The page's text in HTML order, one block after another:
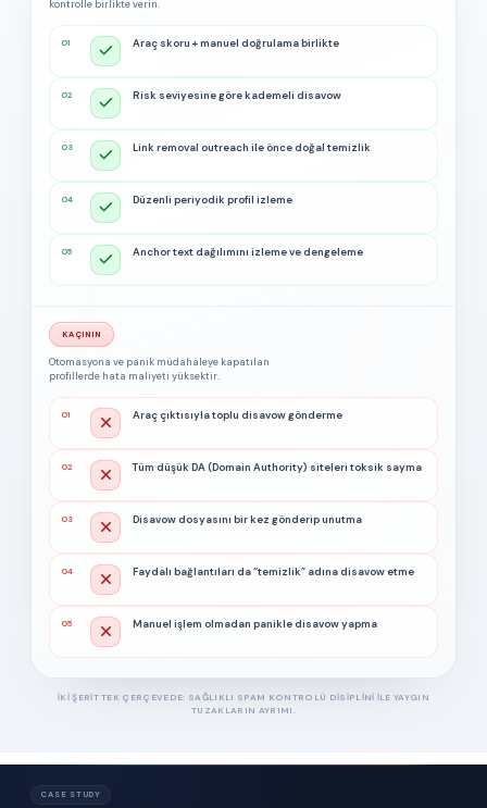
kontrolle birlikte verin.
01 Araç skoru + manuel doğrulama birlikte
02 Risk seviyesine göre kademeli disavow
03 Link removal outreach ile önce doğal temizlik
04 Düzenli periyodik profil izleme
05 Anchor text dağılımını izleme ve dengeleme
KAÇININ
Otomasyona ve panik müdahaleye kapatılan
profillerde hata maliyeti yüksektir.
01 Araç çıktısıyla toplu disavow gönderme
02 Tüm düşük DA (Domain Authority) siteleri toksik sayma
03 Disavow dosyasını bir kez gönderip unutma
04 Faydalı bağlantıları da “temizlik” adına disavow etme
05 Manuel işlem olmadan panikle disavow yapma
İKI ŞERIT TEK ÇERÇEVEDE: SAĞLIKLI SPAM KONTROLÜ DISIPLINI ILE YAYGIN
TUZAKLARIN AYRIMI.
CASE STUDY